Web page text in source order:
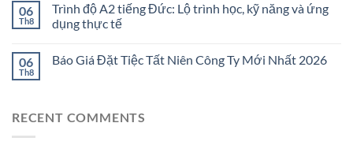
06
Th8
Trình độ A2 tiếng Đức: Lộ trình học, kỹ năng và ứng
dụng thực tế
06
Th8
Báo Giá Đặt Tiệc Tất Niên Công Ty Mới Nhất 2026
RECENT COMMENTS